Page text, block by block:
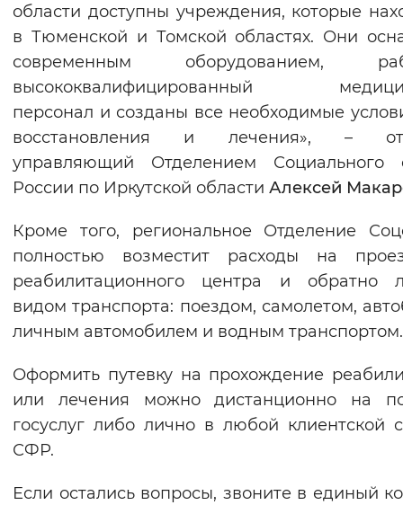
области доступны учреждения, которые
в Тюменской и Томской областях. Они
современным оборудованием,
высококвалифицированный
персонал и созданы все необходимые
восстановления и лечения», –
управляющий Отделением Социального
России по Иркутской области Алексей
Кроме того, региональное Отделение
полностью возместит расходы на
реабилитационного центра и обратно
видом транспорта: поездом, самолетом,
личным автомобилем и водным транспортом.
Оформить путевку на прохождение
или лечения можно дистанционно на
госуслуг либо лично в любой клиентской
СФР.
Если остались вопросы, звоните в единый